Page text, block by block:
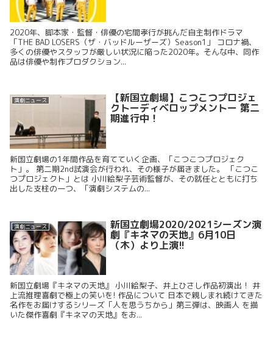
2020年、脚本家・監督・俳優の宅間孝行が挑んだ自主制作ドラマ
「THE BAD LOSERS（ザ・バッドルーザーズ）Season1」 コロナ禍、
多くの俳優やスタッフが厳しい状況に陥った2020年。そんな中、同作
品は俳優や制作プロダクション...
演劇ニュース 【新国立劇場】こつこつプロジェ
クトーディベロップメントー 第二
期進行中！
新国立劇場の1年間作品を育てていく企画、「こつこつプロジェク
ト」。 第二期2nd試演会が行われ、その様子が届きました。 「こつこ
つプロジェクト」とは 小川絵梨子芸術監督が、その就任とともに打ち
出した支柱の一つ、「演劇システムの...
演劇ニュース 新国立劇場2020/2021シーズン演
劇『キネマの天地』6月10日
（木）より上演!!
新国立劇場『キネマの天地』 小川絵梨子、井上ひさし作品初演出！ 井
上流推理喜劇で極上の笑いを! 作品について 日本で親しまれ続けてきた
名作をお届けするシリーズ「人を思うちから」第三弾は、映画人 を描
いた傑作喜劇『キネマの天地』をお...